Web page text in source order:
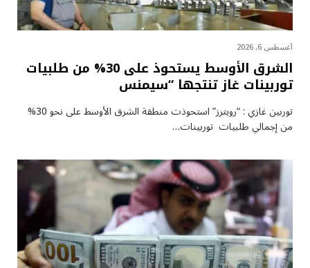
أغسطس 6, 2026
الشرق الأوسط يستحوذ على 30% من طلبيات
توربينات غاز تنتجها “سيمنس
توربين غازي : “رويترز” استحوذت منطقة الشرق الأوسط على نحو 30%
من إجمالي طلبيات توربينات…